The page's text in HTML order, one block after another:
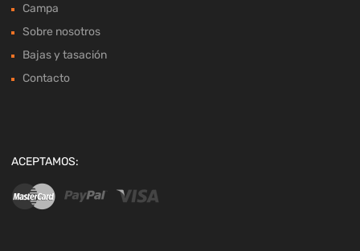
Campa
Sobre nosotros
Bajas y tasación
Contacto
ACEPTAMOS: